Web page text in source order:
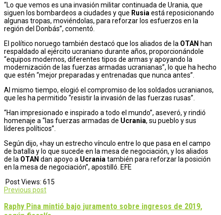
“Lo que vemos es una invasión militar continuada de Urania, que
siguen los bombardeos a ciudades y que Rusia está reposicionando
algunas tropas, moviéndolas, para reforzar los esfuerzos en la
región del Donbás”, comentó.
El político noruego también destacó que los aliados de la OTAN han
respaldado al ejército ucraniano durante años, proporcionándole
“equipos modernos, diferentes tipos de armas y apoyando la
modernización de las fuerzas armadas ucranianas”, lo que ha hecho
que estén “mejor preparadas y entrenadas que nunca antes”.
Al mismo tiempo, elogió el compromiso de los soldados ucranianos,
que les ha permitido “resistir la invasión de las fuerzas rusas”.
“Han impresionado e inspirado a todo el mundo”, aseveró, y rindió
homenaje a “las fuerzas armadas de Ucrania, su pueblo y sus
líderes políticos”.
Según dijo, «hay un estrecho vínculo entre lo que pasa en el campo
de batalla y lo que sucede en la mesa de negociación, y los aliados
de la OTAN dan apoyo a Ucrania también para reforzar la posición
en la mesa de negociación”, apostilló. EFE
Post Views: 615
Post
navigation
Previous post
Raphy Pina mintió bajo juramento sobre ingresos de 2019,